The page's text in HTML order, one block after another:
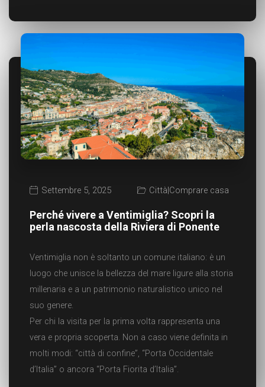
Settembre 5, 2025 Città|Comprare casa
Perché vivere a Ventimiglia? Scopri la
perla nascosta della Riviera di Ponente
Ventimiglia non è soltanto un comune italiano: è un
luogo che unisce la bellezza del mare ligure alla storia
millenaria e a un patrimonio naturalistico unico nel
suo genere.
Per chi la visita per la prima volta rappresenta una
vera e propria scoperta. Non a caso viene definita in
molti modi: “città di confine”, “Porta Occidentale
d’Italia” o ancora “Porta Fiorita d’Italia”.